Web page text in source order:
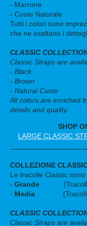
- Marrone
- Cuoio Naturale
Tutti i colori sono
che ne esaltano i
CLASSIC
Classic Straps are
- Black
- Brown
- Natural Cuoio
All colors are enriched
details and quality.
SHOP
LARGE CLASSIC
COLLEZIONE
Le tracolle Classic
- Grande (Tracolla
- Media (Tracolla
CLASSIC
Classic Straps are